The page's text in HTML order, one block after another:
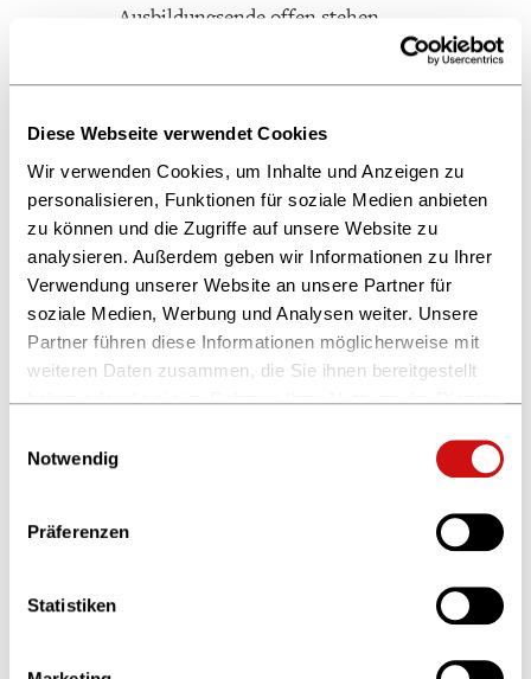
Diese Webseite verwendet Cookies
Wir verwenden Cookies, um Inhalte und Anzeigen zu
personalisieren, Funktionen für soziale Medien anbieten
zu können und die Zugriffe auf unsere Website zu
analysieren. Außerdem geben wir Informationen zu Ihrer
Verwendung unserer Website an unsere Partner für
soziale Medien, Werbung und Analysen weiter. Unsere
Partner führen diese Informationen möglicherweise mit
weiteren Daten zusammen, die Sie ihnen bereitgestellt
haben oder die sie im Rahmen Ihrer Nutzung der Dienste
Weitere Informationen finden Sie in unserer
Notwendig
Präferenzen
Statistiken
Ausbildungsende offen stehen
Durchführung eigener Projekte
regelmäßige Auswertungen gemeinsam mit den
Ausbildungsbeauftragte erklären die Durchführung
beim 1. Mal
z.B. Teilnahme & Organisation von/an Lesungen,
Gestaltung eigener Azubi-Tische (wechselnd,
entwickelt & bespielt von Azubis),
Empfehlungsabende
Vorbereitung auf Zwischen- & Abschlussprüfungen
den Auszubildenden soll die "Angst" vor Prüfungen
z.B. Rollenspiele / Prüfungssituationen situativ